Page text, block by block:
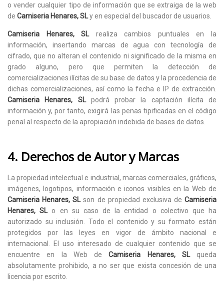
o vender cualquier tipo de información que se extraiga de la web
de Camiseria Henares, SLy en especial del buscador de usuarios.
Camiseria Henares, SLrealiza cambios puntuales en la
información, insertando marcas de agua con tecnología de
cifrado, que no alteran el contenido ni significado de la misma en
grado alguno, pero que permiten la detección de
comercializaciones ilícitas de su base de datos y la procedencia de
dichas comercializaciones, así como la fecha e IP de extracción.
Camiseria Henares, SLpodrá probar la captación ilícita de
información y, por tanto, exigirá las penas tipificadas en el código
penal al respecto de la apropiación indebida de bases de datos.
4. Derechos de Autor y Marcas
La propiedad intelectual e industrial, marcas comerciales, gráficos,
imágenes, logotipos, información e iconos visibles en la Web de
Camiseria Henares, SLson de propiedad exclusiva de Camiseria
Henares, SLo en su caso de la entidad o colectivo que ha
autorizado su inclusión. Todo el contenido y su formato están
protegidos por las leyes en vigor de ámbito nacional e
internacional. El uso interesado de cualquier contenido que se
encuentre en la Web deCamiseria Henares, SLqueda
absolutamente prohibido, a no ser que exista concesión de una
licencia por escrito.